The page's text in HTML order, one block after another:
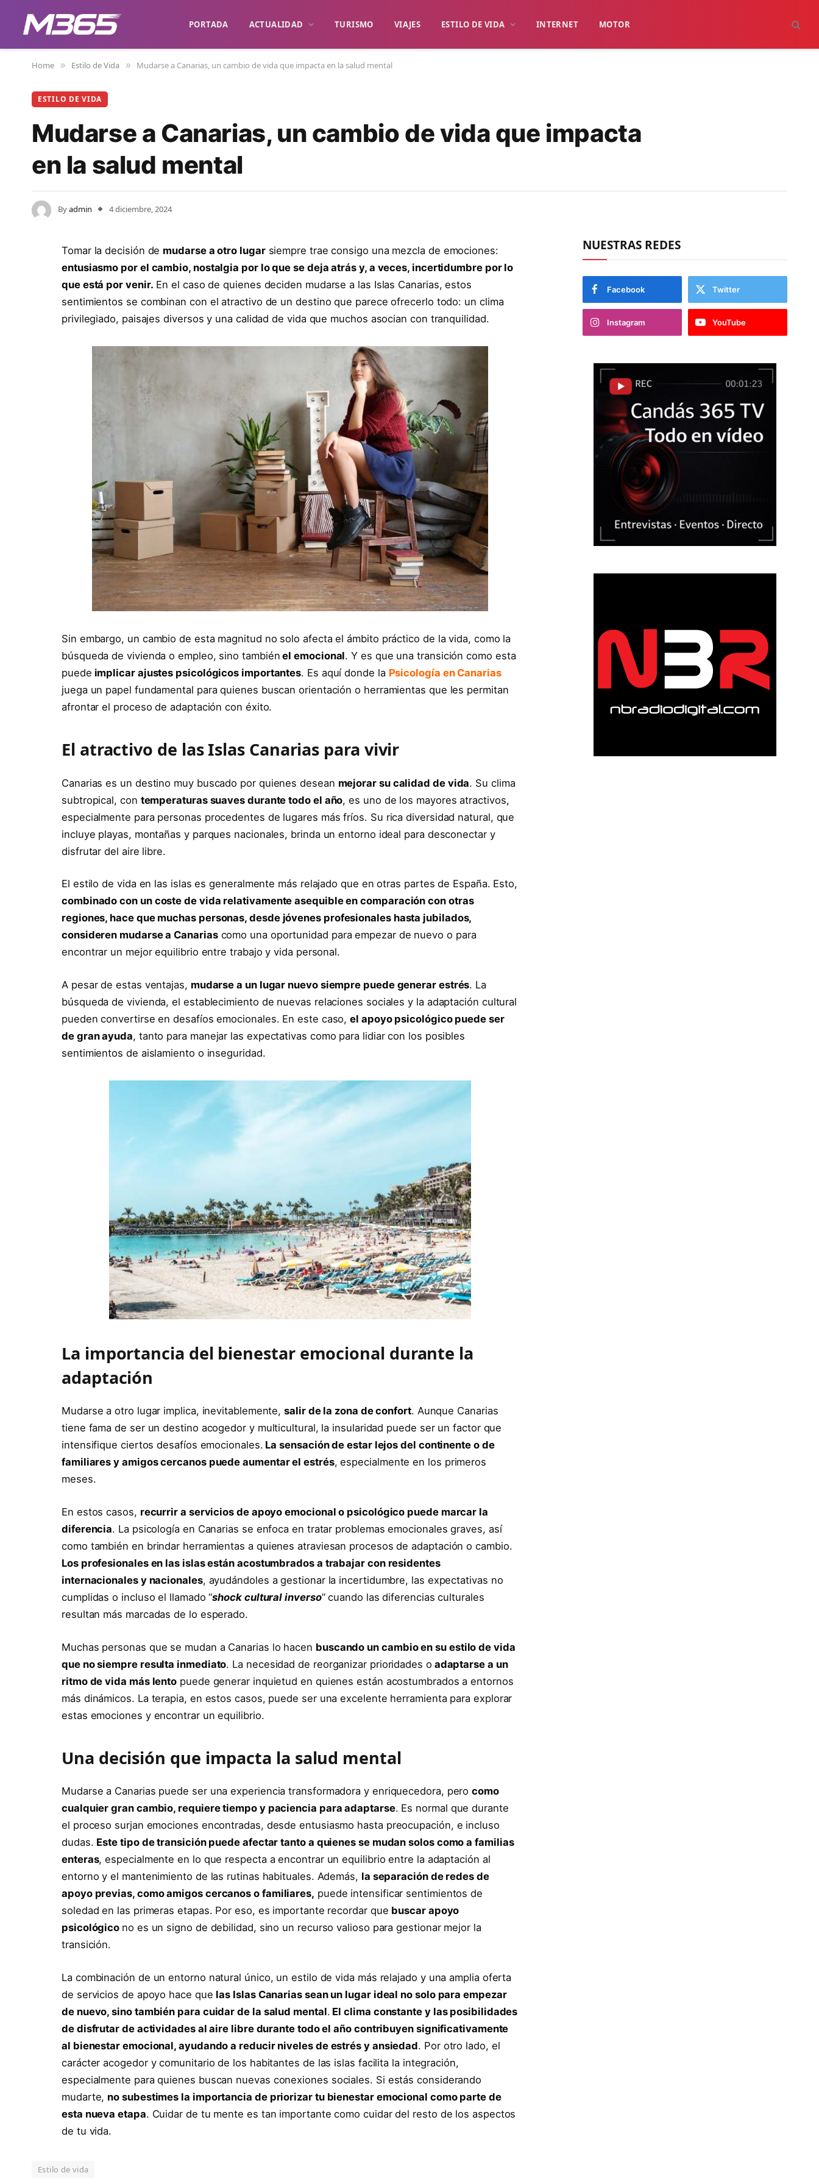
PORTADA ACTUALIDAD TURISMO VIAJES ESTILO DE VIDA INTERNET MOTOR
Home » Estilo de Vida » Mudarse a Canarias, un cambio de vida que impacta en la salud mental
ESTILO DE VIDA
Mudarse a Canarias, un cambio de vida que impacta
en la salud mental
Byadmin 4 diciembre, 2024
Tomar la decisión de mudarse a otro lugarsiempre trae consigo una mezcla de emociones:
entusiasmo por el cambio, nostalgia por lo que se deja atrás y, a veces, incertidumbre por lo
que está por venir. En el caso de quienes deciden mudarse a las Islas Canarias, estos
sentimientos se combinan con el atractivo de un destino que parece ofrecerlo todo: un clima
privilegiado, paisajes diversos y una calidad de vida que muchos asocian con tranquilidad.
Sin embargo, un cambio de esta magnitud no solo afecta el ámbito práctico de la vida, como la
búsqueda de vivienda o empleo, sino también el emocional. Y es que una transición como esta
puede implicar ajustes psicológicos importantes. Es aquí donde la Psicología en Canarias
juega un papel fundamental para quienes buscan orientación o herramientas que les permitan
afrontar el proceso de adaptación con éxito.
El atractivo de las Islas Canarias para vivir
Canarias es un destino muy buscado por quienes desean mejorar su calidad de vida. Su clima
subtropical, con temperaturas suaves durante todo el año, es uno de los mayores atractivos,
especialmente para personas procedentes de lugares más fríos. Su rica diversidad natural, que
incluye playas, montañas y parques nacionales, brinda un entorno ideal para desconectar y
disfrutar del aire libre.
El estilo de vida en las islas es generalmente más relajado que en otras partes de España. Esto,
combinado con un coste de vida relativamente asequible en comparación con otras
regiones, hace que muchas personas, desde jóvenes profesionales hasta jubilados,
consideren mudarse a Canariascomo una oportunidad para empezar de nuevo o para
encontrar un mejor equilibrio entre trabajo y vida personal.
A pesar de estas ventajas, mudarse a un lugar nuevo siempre puede generar estrés. La
búsqueda de vivienda, el establecimiento de nuevas relaciones sociales y la adaptación cultural
pueden convertirse en desafíos emocionales. En este caso,el apoyo psicológico puede ser
de gran ayuda, tanto para manejar las expectativas como para lidiar con los posibles
sentimientos de aislamiento o inseguridad.
La importancia del bienestar emocional durante la
adaptación
Mudarse a otro lugar implica, inevitablemente,salir de la zona de confort. Aunque Canarias
tiene fama de ser un destino acogedor y multicultural, la insularidad puede ser un factor que
intensifique ciertos desafíos emocionales. La sensación de estar lejos del continente o de
familiares y amigos cercanos puede aumentar el estrés, especialmente en los primeros
meses.
En estos casos, recurrir a servicios de apoyo emocional o psicológico puede marcar la
diferencia. La psicología en Canarias se enfoca en tratar problemas emocionales graves, así
como también en brindar herramientas a quienes atraviesan procesos de adaptación o cambio.
Los profesionales en las islas están acostumbrados a trabajar con residentes
internacionales y nacionales, ayudándoles a gestionar la incertidumbre, las expectativas no
cumplidas o incluso el llamado “shock cultural inverso” cuando las diferencias culturales
resultan más marcadas de lo esperado.
Muchas personas que se mudan a Canarias lo hacen buscando un cambio en su estilo de vida
que no siempre resulta inmediato. La necesidad de reorganizar prioridades o adaptarse a un
ritmo de vida más lento puede generar inquietud en quienes están acostumbrados a entornos
más dinámicos. La terapia, en estos casos, puede ser una excelente herramienta para explorar
estas emociones y encontrar un equilibrio.
Una decisión que impacta la salud mental
Mudarse a Canarias puede ser una experiencia transformadora y enriquecedora, perocomo
cualquier gran cambio, requiere tiempo y paciencia para adaptarse. Es normal que durante
el proceso surjan emociones encontradas, desde entusiasmo hasta preocupación, e incluso
dudas. Este tipo de transición puede afectar tanto a quienes se mudan solos como a familias
enteras, especialmente en lo que respecta a encontrar un equilibrio entre la adaptación al
entorno y el mantenimiento de las rutinas habituales. Además, la separación de redes de
apoyo previas, como amigos cercanos o familiares, puede intensificar sentimientos de
soledad en las primeras etapas. Por eso, es importante recordar que buscar apoyo
psicológico no es un signo de debilidad, sino un recurso valioso para gestionar mejor la
transición.
La combinación de un entorno natural único, un estilo de vida más relajado y una amplia oferta
de servicios de apoyo hace que las Islas Canarias sean un lugar ideal no solo para empezar
de nuevo, sino también para cuidar de la salud mental. El clima constante y las posibilidades
de disfrutar de actividades al aire libre durante todo el año contribuyen significativamente
al bienestar emocional, ayudando a reducir niveles de estrés y ansiedad. Por otro lado, el
carácter acogedor y comunitario de los habitantes de las islas facilita la integración,
especialmente para quienes buscan nuevas conexiones sociales. Si estás considerando
mudarte, no subestimes la importancia de priorizar tu bienestar emocional como parte de
esta nueva etapa. Cuidar de tu mente es tan importante como cuidar del resto de los aspectos
de tu vida.
Estilo de vida
NUESTRAS REDES
Facebook Twitter
Instagram YouTube